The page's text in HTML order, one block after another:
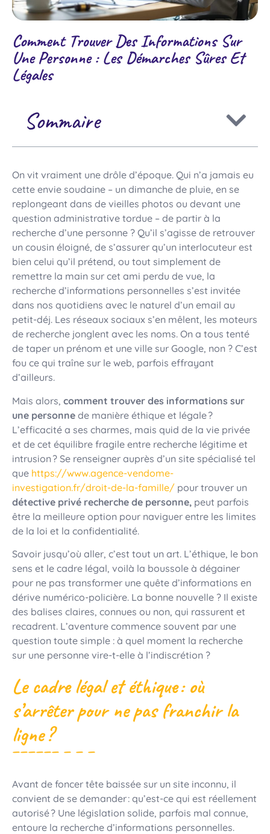
Comment Trouver Des Informations Sur
Une Personne : Les Démarches Sûres Et
Légales
Sommaire
On vit vraiment une drôle d’époque. Qui n’a jamais eu
cette envie soudaine – un dimanche de pluie, en se
replongeant dans de vieilles photos ou devant une
question administrative tordue – de partir à la
recherche d’une personne ? Qu’il s’agisse de retrouver
un cousin éloigné, de s’assurer qu’un interlocuteur est
bien celui qu’il prétend, ou tout simplement de
remettre la main sur cet ami perdu de vue, la
recherche d’informations personnelles s’est invitée
dans nos quotidiens avec le naturel d’un email au
petit-déj. Les réseaux sociaux s’en mêlent, les moteurs
de recherche jonglent avec les noms. On a tous tenté
de taper un prénom et une ville sur Google, non ? C’est
fou ce qui traîne sur le web, parfois effrayant
d’ailleurs.
Mais alors, comment trouver des informations sur
une personne de manière éthique et légale ?
L’efficacité a ses charmes, mais quid de la vie privée
et de cet équilibre fragile entre recherche légitime et
intrusion ? Se renseigner auprès d’un site spécialisé tel
que https://www.agence-vendome-
investigation.fr/droit-de-la-famille/ pour trouver un
détective privé recherche de personne, peut parfois
être la meilleure option pour naviguer entre les limites
de la loi et la confidentialité.
Savoir jusqu’où aller, c’est tout un art. L’éthique, le bon
sens et le cadre légal, voilà la boussole à dégainer
pour ne pas transformer une quête d’informations en
dérive numérico-policière. La bonne nouvelle ? Il existe
des balises claires, connues ou non, qui rassurent et
recadrent. L’aventure commence souvent par une
question toute simple : à quel moment la recherche
sur une personne vire-t-elle à l’indiscrétion ?
Le cadre légal et éthique : où
s’arrêter pour ne pas franchir la
ligne ?
Avant de foncer tête baissée sur un site inconnu, il
convient de se demander : qu’est-ce qui est réellement
autorisé ? Une législation solide, parfois mal connue,
entoure la recherche d’informations personnelles.